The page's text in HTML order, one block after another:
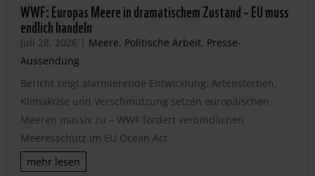
WWF: Europas Meere in dramatischem Zustand – EU muss
endlich handeln
Juli 28, 2026 | Meere, Politische Arbeit, Presse-
Aussendung
Bericht zeigt alarmierende Entwicklung: Artensterben,
Klimakrise und Verschmutzung setzen europäischen
Meeren massiv zu – WWF fordert verbindlichen
Meeresschutz im EU Ocean Act
mehr lesen